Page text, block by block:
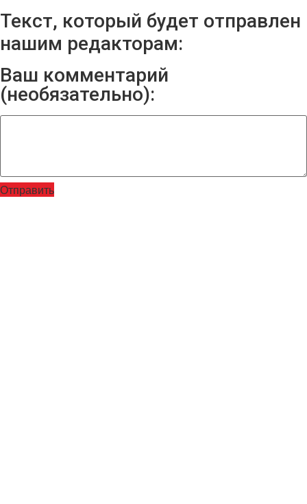
Текст, который будет отправлен
нашим редакторам:
Ваш комментарий
(необязательно):
Отправить